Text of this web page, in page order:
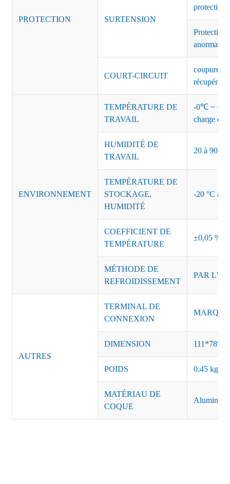
PROTECTION SURTENSION
protection
Protection
anormales
COURT-CIRCUIT
coupure
ENVIRONNEMENT
TEMPÉRATURE DE
TRAVAIL
-0℃ ~
charge de
HUMIDITÉ DE
TRAVAIL
20 à 90 %
TEMPÉRATURE DE
STOCKAGE,
HUMIDITÉ
-20 °C à
COEFFICIENT DE
TEMPÉRATURE
±0,05 %/
MÉTHODE DE
REFROIDISSEMENT
PAR
AUTRES
TERMINAL DE
CONNEXION
DIMENSION
POIDS 0,45 kg/
MATÉRIAU DE
COQUE
Aluminium